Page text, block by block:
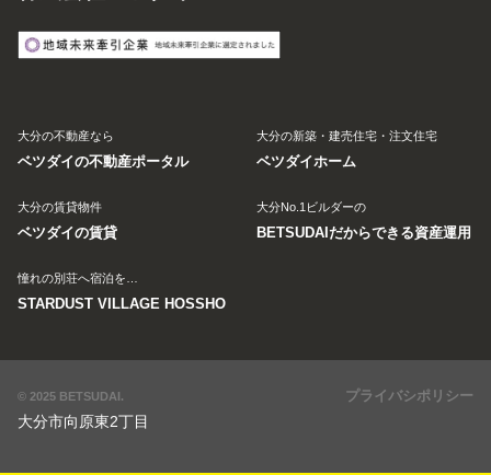
大分の不動産なら
ベツダイの不動産ポータル
大分の新築・建売住宅・注文住宅
ベツダイホーム
大分の賃貸物件
ベツダイの賃貸
大分No.1ビルダーの
BETSUDAIだからできる資産運用
憧れの別荘へ宿泊を…
STARDUST VILLAGE HOSSHO
© 2025 BETSUDAI. プライバシポリシー
大分市向原東2丁目